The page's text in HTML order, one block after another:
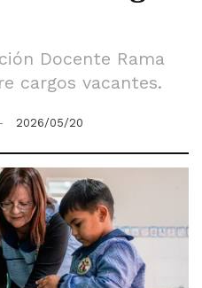
Docente Rama
cargos vacantes.
2026/05/20